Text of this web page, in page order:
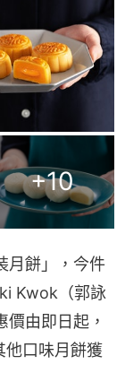
+10
月餅」，今件
Kwok（郭詠
由即日起，
他口味月餅獲